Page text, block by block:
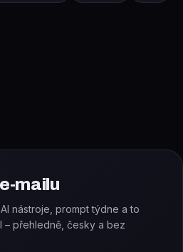
mailu
nástroje, prompt týdne a to
– přehledně, česky a bez